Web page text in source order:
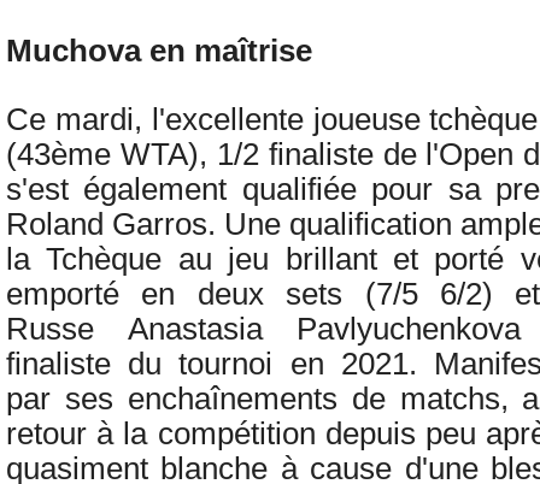
Muchova en maîtrise
Ce mardi, l'excellente joueuse
(43ème WTA), 1/2 finaliste de l'Open
s'est également qualifiée pour sa
Roland Garros. Une qualification
la Tchèque au jeu brillant et porté
emporté en deux sets (7/5 6/2)
Russe Anastasia
finaliste du tournoi en 2021.
par ses enchaînements de matchs,
retour à la compétition depuis peu
quasiment blanche à cause d'une